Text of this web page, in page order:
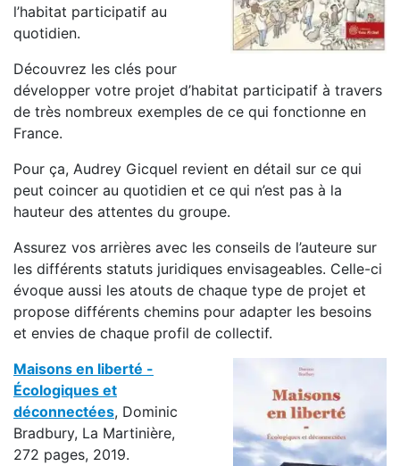
l’habitat participatif au
quotidien.
Découvrez les clés pour
développer votre projet d’habitat participatif à travers
de très nombreux exemples de ce qui fonctionne en
France.
Pour ça, Audrey Gicquel revient en détail sur ce qui
peut coincer au quotidien et ce qui n’est pas à la
hauteur des attentes du groupe.
Assurez vos arrières avec les conseils de l’auteure sur
les différents statuts juridiques envisageables. Celle-ci
évoque aussi les atouts de chaque type de projet et
propose différents chemins pour adapter les besoins
et envies de chaque profil de collectif.
Maisons en liberté -
Écologiques et
déconnectées, Dominic
Bradbury, La Martinière,
272 pages, 2019.